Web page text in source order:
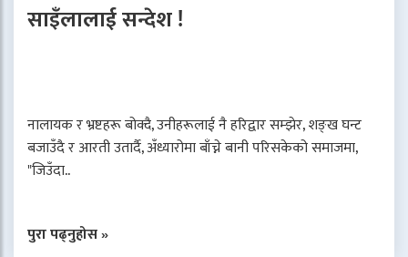
साइँलालाई सन्देश !
नालायक र भ्रष्टहरू बोक्दै, उनीहरूलाई नै हरिद्वार सम्झेर, शङ्ख घन्ट
बजाउँदै र आरती उतार्दै, अँध्यारोमा बाँच्ने बानी परिसकेको समाजमा,
"जिउँदा..
पुरा पढ्नुहोस »